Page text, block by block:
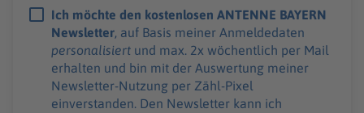
Ich möchte den kostenlosen ANTENNE BAYERN
Newsletter, auf Basis meiner Anmeldedaten
personalisiert und max. 2x wöchentlich per Mail
erhalten und bin mit der Auswertung meiner
Newsletter-Nutzung per Zähl-Pixel
einverstanden. Den Newsletter kann ich